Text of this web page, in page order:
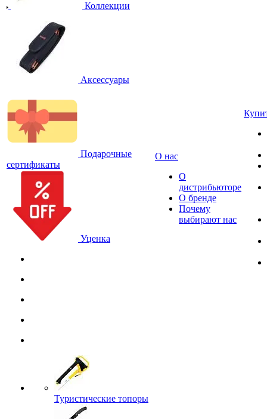
Коллекции
Аксессуары
Подарочные
сертификаты
Уценка
Туристические топоры
О нас
О
дистрибьюторе
О бренде
Почему
выбирают нас